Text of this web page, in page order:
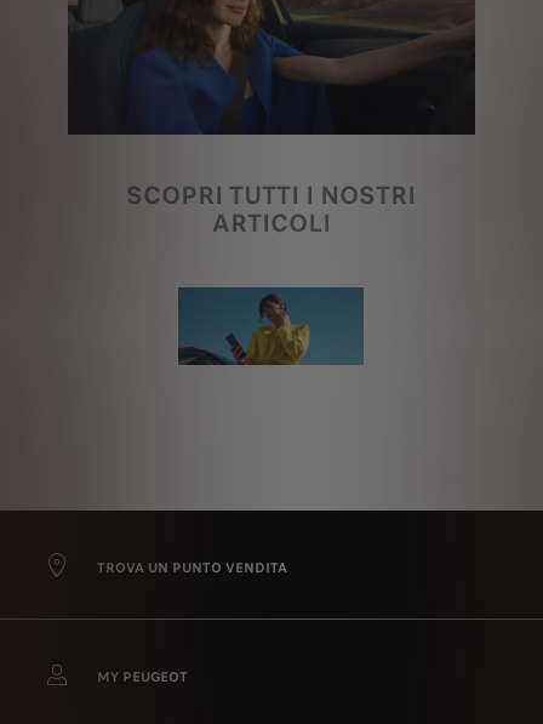
SCOPRI TUTTI I NOSTRI
ARTICOLI
TROVA UN PUNTO VENDITA
MY PEUGEOT